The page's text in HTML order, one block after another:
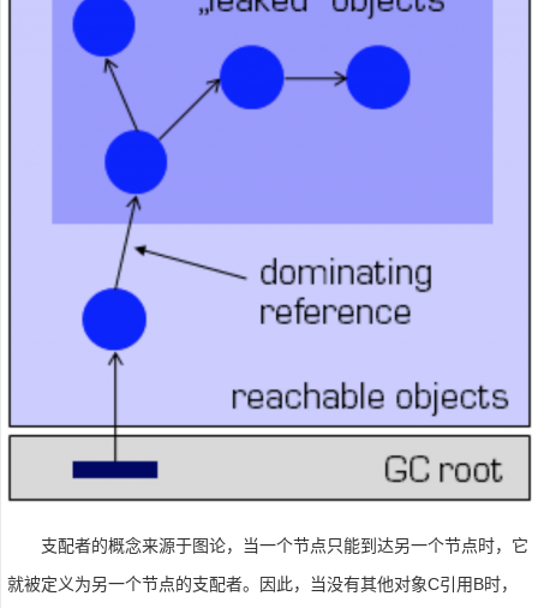
支配者的概念来源于图论，当一个节点只能到达另一个节点时，它
就被定义为另一个节点的支配者。因此，当没有其他对象C引用B时，